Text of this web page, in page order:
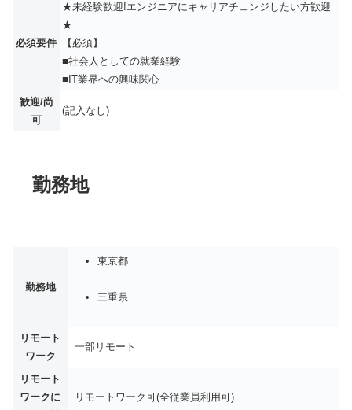
必須要件
★未経験歓迎!エンジニアにキャリアチェンジしたい方歓迎
★
【必須】
■社会人としての就業経験
■IT業界への興味関心
歓迎/尚
可
(記入なし)
勤務地
勤務地
東京都
三重県
リモート
ワーク
一部リモート
リモート
ワークに
リモートワーク可(全従業員利用可)